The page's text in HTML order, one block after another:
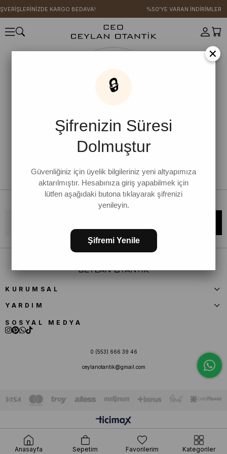
KARGO BEDAVA! %50'YE VARAN İNDİRİMLER
Bültene kaydolun, kampanya ve yenilikleri kaçırmayın!
KURUMSAL
YARDIM
SOSYAL MEDYA
0 (553) 666 39 46
ceylanotantik@gmail.com
×
🔒
Şifrenizin Süresi
Dolmuştur
Güvenliğiniz için üyelik bilgileriniz yeni altyapımıza
aktarılmıştır. Hesabınıza giriş yapabilmek için
lütfen aşağıdaki butona tıklayarak şifrenizi
yenileyin.
Şifremi Yenile
Anasayfa Sepetim Favorilerim Kategoriler